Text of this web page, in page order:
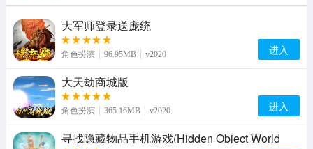
大军师登录送庞统
角色扮演 96.95MB v2020 进入
大天劫商城版
角色扮演 365.16MB v2020 进入
寻找隐藏物品手机游戏(Hidden Object World